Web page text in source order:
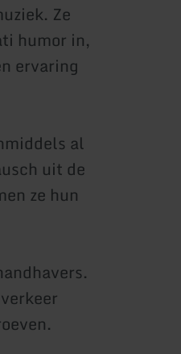
Ze
humor in,
ervaring
al
uit de
ze hun